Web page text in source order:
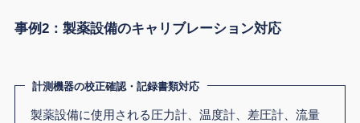
事例2：製薬設備のキャリブレーション対応
計測機器の校正確認・記録書類対応
製薬設備に使用される圧力計、温度計、差圧計、流量